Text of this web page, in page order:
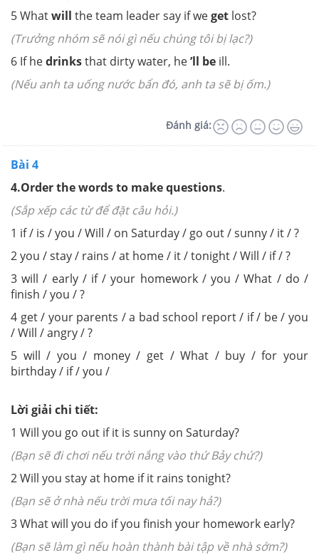
5Whatwill the team leader say if weget lost?
(Trưởng nhóm sẽ nói gì nếu chúng tôi bị lạc?)
6 If hedrinksthat dirty water, he’ll be ill.
(Nếu anh ta uống nước bẩn đó, anh ta sẽ bị ốm.)
Đánh giá:
Bài 4
4.Order the words to make questions.
(Sắp xếp các từ để đặt câu hỏi.)
1 if / is / you / Will / on Saturday / go out / sunny / it / ?
2you / stay / rains / at home / it / tonight / Will / if / ?
3will / early / if / your homework / you / What / do /
finish / you / ?
4 get / your parents / a bad school report / if / be / you
/ Will / angry / ?
5 will / you / money / get / What / buy / for your
birthday / if / you /
Lời giải chi tiết:
1 Will you go out if it is sunny on Saturday?
(Bạn sẽ đi chơi nếu trời nắng vào thứ Bảy chứ?)
2Will you stay at home if it rains tonight?
(Bạn sẽ ở nhà nếu trời mưa tối nay hả?)
3What will you do if you finish your homework early?
(Bạn sẽ làm gì nếu hoàn thành bài tập về nhà sớm?)